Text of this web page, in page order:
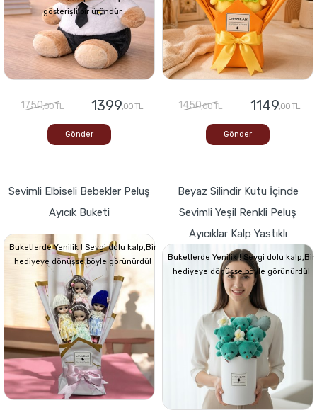
gösterişli bir üründür.
1750,00 TL 1399,00 TL
Gönder
1450,00 TL 1149,00 TL
Gönder
Sevimli Elbiseli Bebekler Peluş
Ayıcık Buketi
Buketlerde Yenilik ! Sevgi dolu kalp,Bir
hediyeye dönüşse böyle görünürdü!
Beyaz Silindir Kutu İçinde
Sevimli Yeşil Renkli Peluş
Ayıcıklar Kalp Yastıklı
Buketlerde Yenilik ! Sevgi dolu kalp,Bir
hediyeye dönüşse böyle görünürdü!